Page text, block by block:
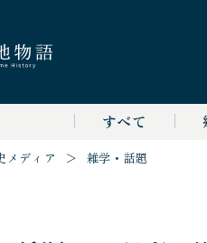
すべて
メディア ＞ 雑学・話題